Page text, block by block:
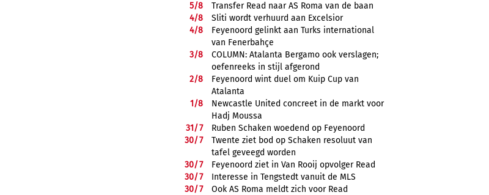
5/8
Transfer Read naar AS Roma van de baan
4/8
Sliti wordt verhuurd aan Excelsior
4/8
Feyenoord gelinkt aan Turks international
van Fenerbahçe
3/8
COLUMN: Atalanta Bergamo ook verslagen;
oefenreeks in stijl afgerond
2/8
Feyenoord wint duel om Kuip Cup van
Atalanta
1/8
Newcastle United concreet in de markt voor
Hadj Moussa
31/7
Ruben Schaken woedend op Feyenoord
30/7
Twente ziet bod op Schaken resoluut van
tafel geveegd worden
30/7
Feyenoord ziet in Van Rooij opvolger Read
30/7
Interesse in Tengstedt vanuit de MLS
30/7
Ook AS Roma meldt zich voor Read